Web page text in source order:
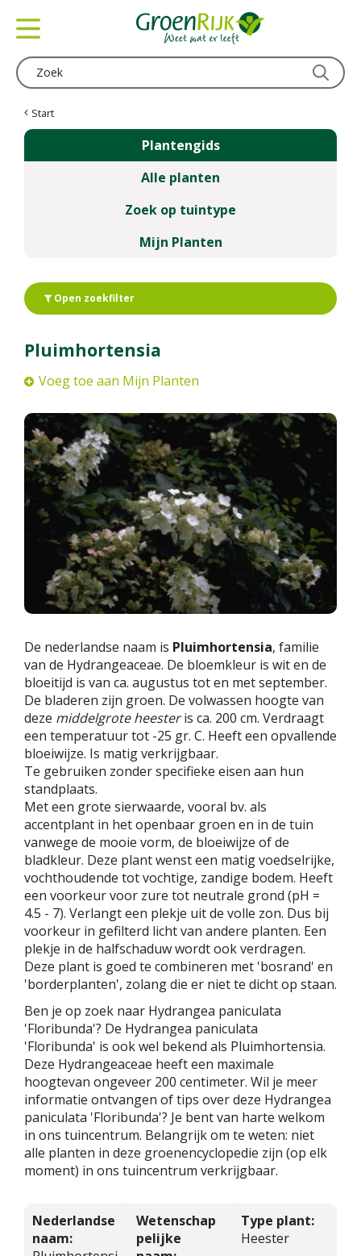
Start
Plantengids
Alle planten
Zoek op tuintype
Mijn Planten
Open zoekfilter
Pluimhortensia
Voeg toe aan Mijn Planten
De nederlandse naam is Pluimhortensia, familie
van de Hydrangeaceae. De bloemkleur is wit en de
bloeitijd is van ca. augustus tot en met september.
De bladeren zijn groen. De volwassen hoogte van
deze middelgrote heesteris ca. 200 cm. Verdraagt
een temperatuur tot -25 gr. C. Heeft een opvallende
bloeiwijze. Is matig verkrijgbaar.
Te gebruiken zonder specifieke eisen aan hun
standplaats.
Met een grote sierwaarde, vooral bv. als
accentplant in het openbaar groen en in de tuin
vanwege de mooie vorm, de bloeiwijze of de
bladkleur. Deze plant wenst een matig voedselrijke,
vochthoudende tot vochtige, zandige bodem. Heeft
een voorkeur voor zure tot neutrale grond (pH =
4.5 - 7). Verlangt een plekje uit de volle zon. Dus bij
voorkeur in gefilterd licht van andere planten. Een
plekje in de halfschaduw wordt ook verdragen.
Deze plant is goed te combineren met 'bosrand' en
'borderplanten', zolang die er niet te dicht op staan.
Ben je op zoek naar Hydrangea paniculata
'Floribunda'? De Hydrangea paniculata
'Floribunda' is ook wel bekend als Pluimhortensia.
Deze Hydrangeaceae heeft een maximale
hoogtevan ongeveer 200 centimeter. Wil je meer
informatie ontvangen of tips over deze Hydrangea
paniculata 'Floribunda'? Je bent van harte welkom
in ons tuincentrum. Belangrijk om te weten: niet
alle planten in deze groenencyclopedie zijn (op elk
moment) in ons tuincentrum verkrijgbaar.
Nederlandse
naam:
Wetenschap
pelijke
Type plant:
Heester